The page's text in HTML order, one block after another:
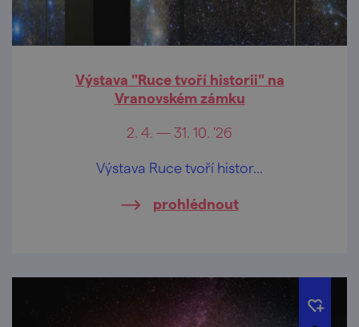
Výstava "Ruce tvoří historii" na
Vranovském zámku
2. 4. — 31. 10. '26
Výstava Ruce tvoří histor...
prohlédnout